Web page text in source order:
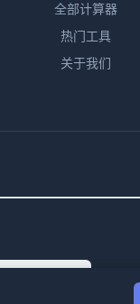
全部计算器
热门工具
关于我们